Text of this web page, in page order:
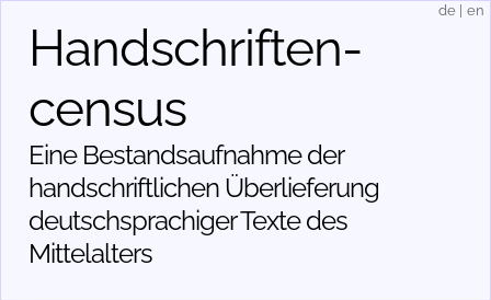
Handschriften­
census
Eine Bestandsaufnahme der
handschriftlichen Über­lieferung
deutschsprachiger Texte des
Mittelalters
de en